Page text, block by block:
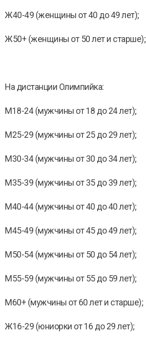
Ж40-49 (женщины от 40 до 49 лет);
Ж50+ (женщины от 50 лет и старше);
На дистанции Олимпийка:
M18-24 (мужчины от 18 до 24 лет);
M25-29 (мужчины от 25 до 29 лет);
M30-34 (мужчины от 30 до 34 лет);
M35-39 (мужчины от 35 до 39 лет);
М40-44 (мужчины от 40 до 40 лет);
М45-49 (мужчины от 45 до 49 лет);
М50-54 (мужчины от 50 до 54 лет);
М55-59 (мужчины от 55 до 59 лет);
М60+ (мужчины от 60 лет и старше);
Ж16-29 (юниорки от 16 до 29 лет);